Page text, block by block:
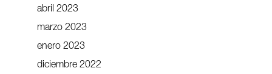
abril 2023
marzo 2023
enero 2023
diciembre 2022